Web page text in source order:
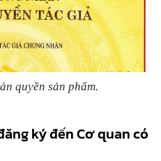
quyền sản phẩm.
ký đến Cơ quan có